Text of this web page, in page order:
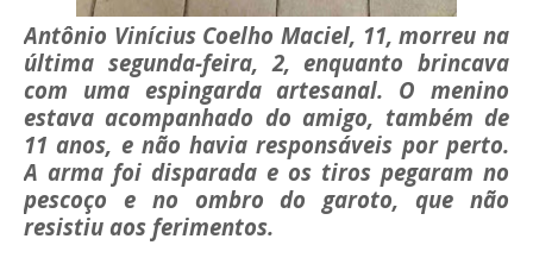
Antônio Vinícius Coelho Maciel, 11, morreu na
última segunda-feira, 2, enquanto brincava
com uma espingarda artesanal. O menino
estava acompanhado do amigo, também de
11 anos, e não havia responsáveis por perto.
A arma foi disparada e os tiros pegaram no
pescoço e no ombro do garoto, que não
resistiu aos ferimentos.